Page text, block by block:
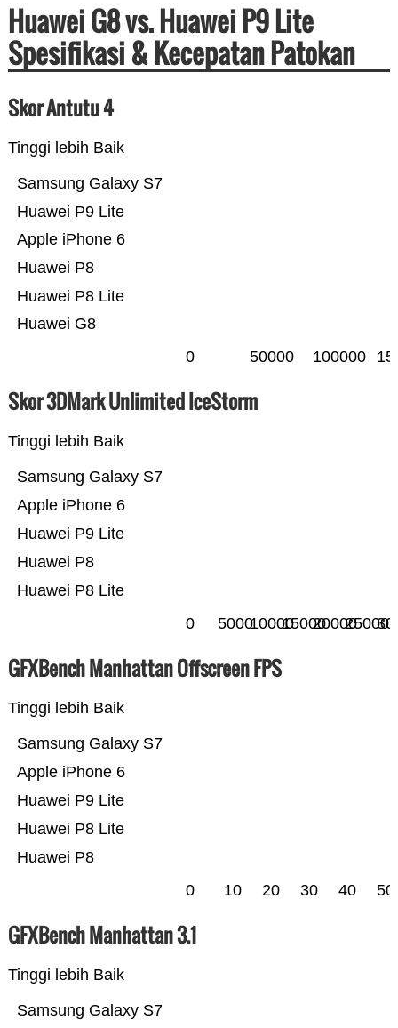
Huawei G8 vs. Huawei P9 Lite
Spesifikasi & Kecepatan Patokan
Skor Antutu 4
Tinggi lebih Baik
Huawei G8
Huawei P8 Lite
Huawei P8
Apple iPhone 6
Huawei P9 Lite
Samsung Galaxy S7
0 50000 100000
Skor 3DMark Unlimited IceStorm
Tinggi lebih Baik
Huawei P8 Lite
Huawei P8
Huawei P9 Lite
Apple iPhone 6
Samsung Galaxy S7
0 500010000150002000025000
GFXBench Manhattan Offscreen FPS
Tinggi lebih Baik
Huawei P8
Huawei P8 Lite
Huawei P9 Lite
Apple iPhone 6
Samsung Galaxy S7
0 10 20 30 40 50
GFXBench Manhattan 3.1
Tinggi lebih Baik
Samsung Galaxy S7